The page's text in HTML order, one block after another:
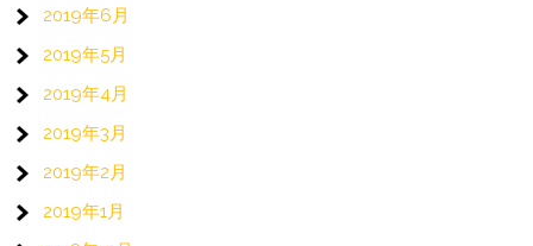
2019年6月
2019年5月
2019年4月
2019年3月
2019年2月
2019年1月